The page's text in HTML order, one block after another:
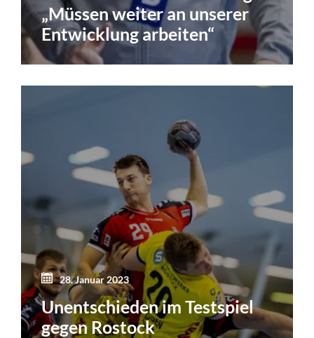
„Müssen weiter an unserer
Entwicklung arbeiten“
28. Januar 2023
Unentschieden im Testspiel
gegen Rostock